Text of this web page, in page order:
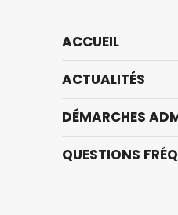
ACCUEIL
ACTUALITÉS
DÉMARCHES
QUESTIONS